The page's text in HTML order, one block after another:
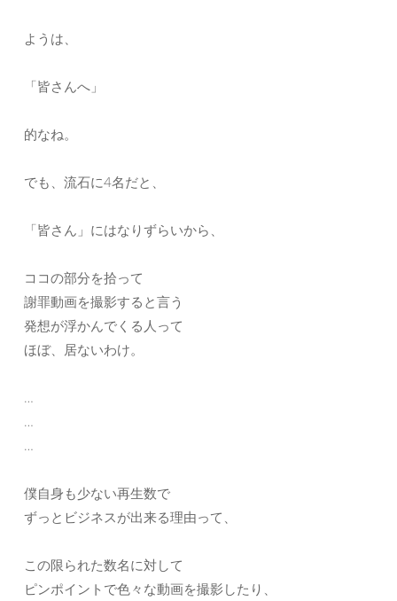
ようは、
「皆さんへ」
的なね。
でも、流石に4名だと、
「皆さん」にはなりずらいから、
ココの部分を拾って
謝罪動画を撮影すると言う
発想が浮かんでくる人って
ほぼ、居ないわけ。
…
…
…
僕自身も少ない再生数で
ずっとビジネスが出来る理由って、
この限られた数名に対して
ピンポイントで色々な動画を撮影したり、